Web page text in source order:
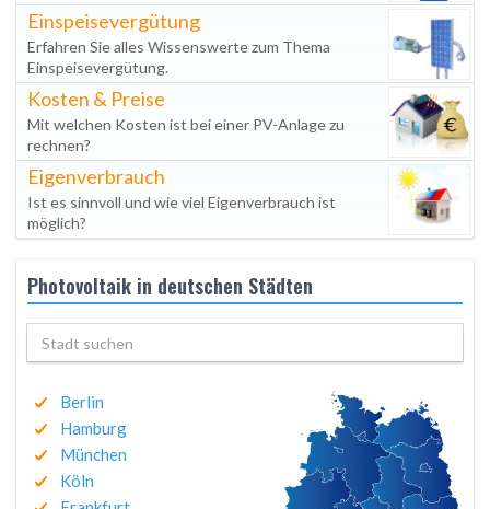
Einspeisevergütung
Erfahren Sie alles Wissenswerte zum Thema
Einspeisevergütung.
Kosten & Preise
Mit welchen Kosten ist bei einer PV-Anlage zu
rechnen?
Eigenverbrauch
Ist es sinnvoll und wie viel Eigenverbrauch ist
möglich?
Photovoltaik in deutschen Städten
Berlin
Hamburg
München
Köln